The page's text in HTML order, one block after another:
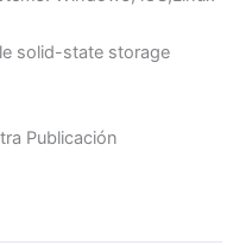
solid-state storage
Publicación